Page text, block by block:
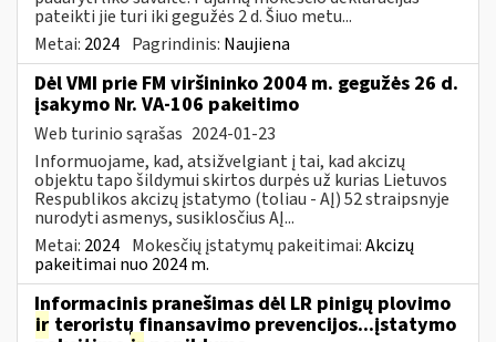
pateikti jie turi iki gegužės 2 d. Šiuo metu...
Metai: 2024 Pagrindinis: Naujiena
Dėl VMI prie FM viršininko 2004 m. gegužės 26 d.
įsakymo Nr. VA-106 pakeitimo
Web turinio sąrašas 2024-01-23
Informuojame, kad, atsižvelgiant į tai, kad akcizų
objektu tapo šildymui skirtos durpės už kurias Lietuvos
Respublikos akcizų įstatymo (toliau - AĮ) 52 straipsnyje
nurodyti asmenys, susiklosčius AĮ...
Metai: 2024 Mokesčių įstatymų pakeitimai:Akcizų
pakeitimai nuo 2024 m.
Informacinis pranešimas dėl LR pinigų plovimo
ir teroristų finansavimo prevencijos...įstatymo